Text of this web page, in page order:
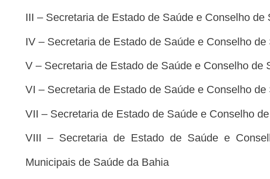
III – Secretaria de Estado de Saúde e Conselho
IV – Secretaria de Estado de Saúde e Conselho
V – Secretaria de Estado de Saúde e Conselho
VI – Secretaria de Estado de Saúde e Conselho
VII – Secretaria de Estado de Saúde e Conselho
VIII – Secretaria de Estado de Saúde e
Municipais de Saúde da Bahia